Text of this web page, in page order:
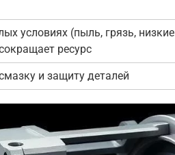
условиях (пыль, грязь, низкие
ресурс
и защиту деталей